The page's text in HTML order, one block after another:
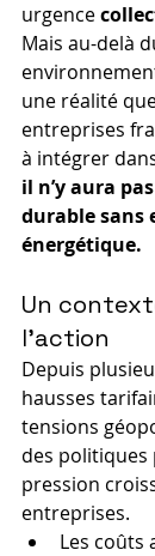
urgence
Mais au-delà
une réalité
entreprises
à intégrer
il n’y aura
durable sans
énergétique.
Un
l’action
Depuis
hausses
tensions
des
pression
entreprises.
Les coûts